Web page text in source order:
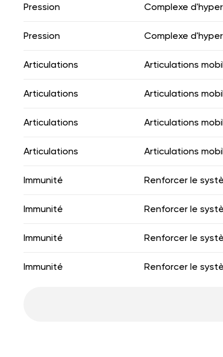
Pression Complexe
Pression Complexe
Articulations Articulations
Articulations Articulations
Articulations Articulations
Articulations Articulations
Immunité Renforcer le
Immunité Renforcer le
Immunité Renforcer le
Immunité Renforcer le